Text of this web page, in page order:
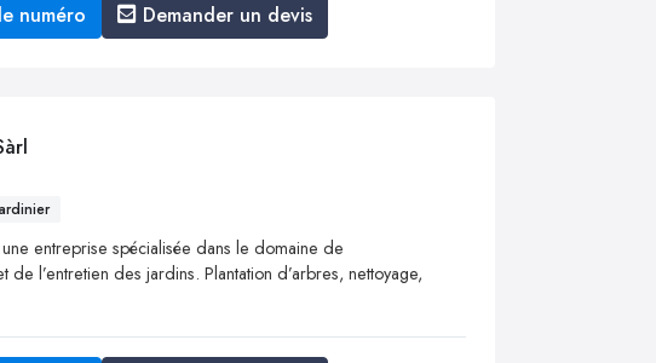
numéro Demander un devis
entreprise spécialisée dans le domaine de
de l’entretien des jardins. ​​​​​​​Plantation d’arbres, nettoyage,